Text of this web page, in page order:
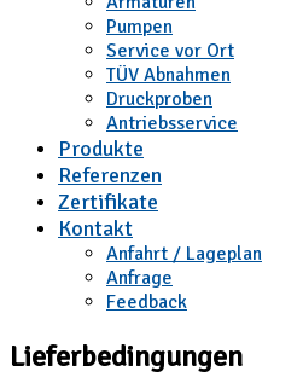
Pumpen
Service vor Ort
TÜV Abnahmen
Druckproben
Antriebsservice
Produkte
Referenzen
Zertifikate
Kontakt
Anfahrt / Lageplan
Anfrage
Feedback
Lieferbedingungen